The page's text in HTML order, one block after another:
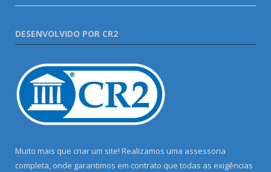
DESENVOLVIDO POR CR2
Muito mais que criar um site! Realizamos uma assessoria
completa, onde garantimos em contrato que todas as exigências